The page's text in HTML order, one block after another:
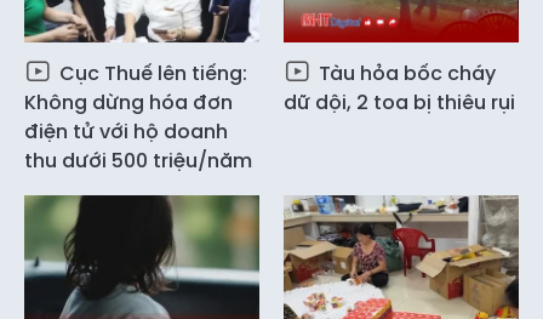
Cục Thuế lên tiếng:
Không dừng hóa đơn
điện tử với hộ doanh
thu dưới 500 triệu/năm
Tàu hỏa bốc cháy
dữ dội, 2 toa bị thiêu rụi